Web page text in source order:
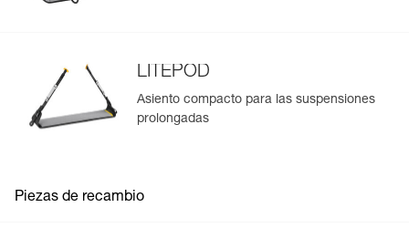
LITEPOD
Asiento compacto para las suspensiones
prolongadas
Piezas de recambio